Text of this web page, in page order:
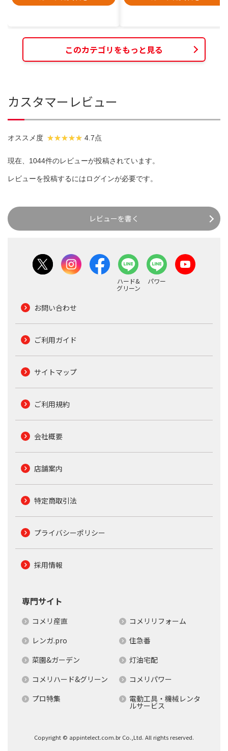
このカテゴリをもっと見る
カスタマーレビュー
オススメ度 4.7点
現在、1044件のレビューが投稿されています。
レビューを投稿するにはログインが必要です。
レビューを書く
ハード&
グリーン
パワー
お問い合わせ
ご利用ガイド
サイトマップ
ご利用規約
会社概要
店舗案内
特定商取引法
プライバシーポリシー
採用情報
専門サイト
コメリ産直
コメリリフォーム
レンガ.pro
住急番
菜園&ガーデン
灯油宅配
コメリハード&グリーン
コメリパワー
プロ特集
電動工具・機械レンタ
ルサービス
Copyright © appintelect.com.br Co.,Ltd. All rights reserved.